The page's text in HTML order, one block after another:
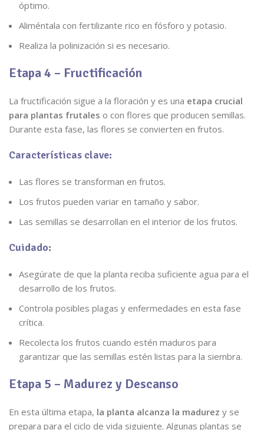
óptimo.
Aliméntala con fertilizante rico en fósforo y potasio.
Realiza la polinización si es necesario.
Etapa 4 – Fructificación
La fructificación sigue a la floración y es una etapa crucial
para plantas frutales o con flores que producen semillas.
Durante esta fase, las flores se convierten en frutos.
Características clave:
Las flores se transforman en frutos.
Los frutos pueden variar en tamaño y sabor.
Las semillas se desarrollan en el interior de los frutos.
Cuidado:
Asegúrate de que la planta reciba suficiente agua para el
desarrollo de los frutos.
Controla posibles plagas y enfermedades en esta fase
crítica.
Recolecta los frutos cuando estén maduros para
garantizar que las semillas estén listas para la siembra.
Etapa 5 – Madurez y Descanso
En esta última etapa, la planta alcanza la madurez y se
prepara para el ciclo de vida siguiente. Algunas plantas se